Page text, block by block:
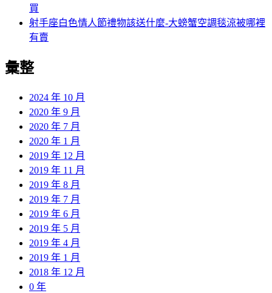
買
射手座白色情人節禮物該送什麼-大螃蟹空調毯涼被哪裡
有賣
彙整
2024 年 10 月
2020 年 9 月
2020 年 7 月
2020 年 1 月
2019 年 12 月
2019 年 11 月
2019 年 8 月
2019 年 7 月
2019 年 6 月
2019 年 5 月
2019 年 4 月
2019 年 1 月
2018 年 12 月
0 年